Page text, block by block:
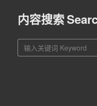
内容搜索
内